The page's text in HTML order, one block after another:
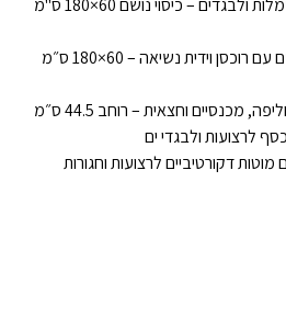
כיסוי בגד מתקפל מבד נושם עם רוכסן וידית נשיאה – 60×180 ס״מ
וחצאית – רוחב 44.5 ס״מ
לרצועות ולבגדי ים
דקורטיביים לרצועות וחגורות